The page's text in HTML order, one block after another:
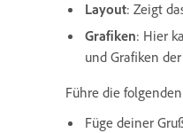
Layout: Zeigt
Grafiken: Hier
und Grafiken
Führe die
Füge deiner